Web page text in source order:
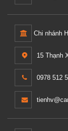
Chi nhánh
15 Thạnh
0978 512